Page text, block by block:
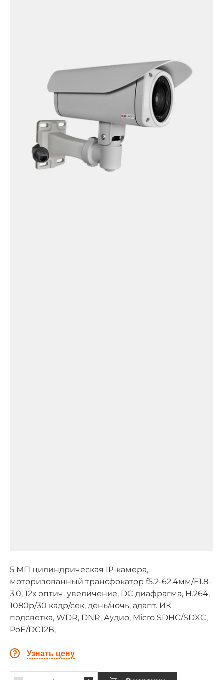
5 МП цилиндрическая IP-камера,
моторизованный трансфокатор f5.2-62.4мм/F1.8-
3.0, 12х оптич. увеличение, DC диафрагма, H.264,
1080p/30 кадр/сек, день/ночь, адапт. ИК
подсветка, WDR, DNR, Аудио, Micro SDHC/SDXC,
PoE/DC12В,
Узнать цену